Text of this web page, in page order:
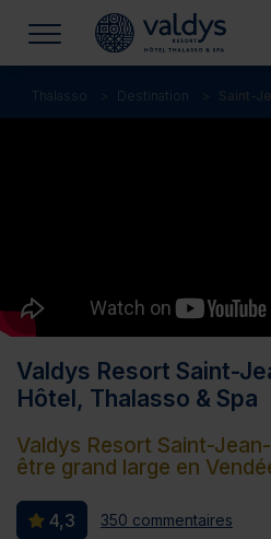
Thalasso Destination Saint-
Valdys Resort Saint-
Hôtel, Thalasso & Spa
Valdys Resort Saint-
être grand large en
4,3 350 commentaires